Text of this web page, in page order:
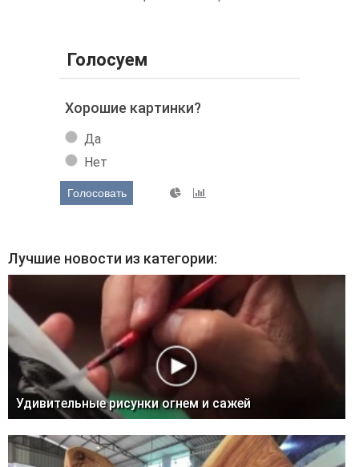
Голосуем
Хорошие картинки?
Да
Нет
Голосовать
Лучшие новости из категории:
Удивительные рисунки огнем и сажей